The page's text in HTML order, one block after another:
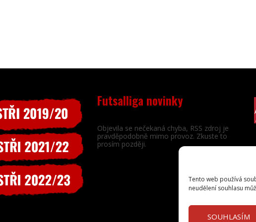
Tento web používá
neudělení souhlasu
SOUHLASÍM
Futsalliga novinky
Objevila se nečekaná chyba, RSS zdroj je
pravděpodobně mimo provoz. Zkuste to
prosím později.